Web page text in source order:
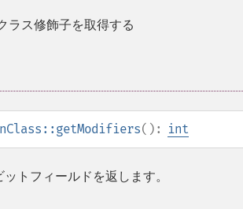
ラス修飾子を取得する
(): int
トフィールドを返します。